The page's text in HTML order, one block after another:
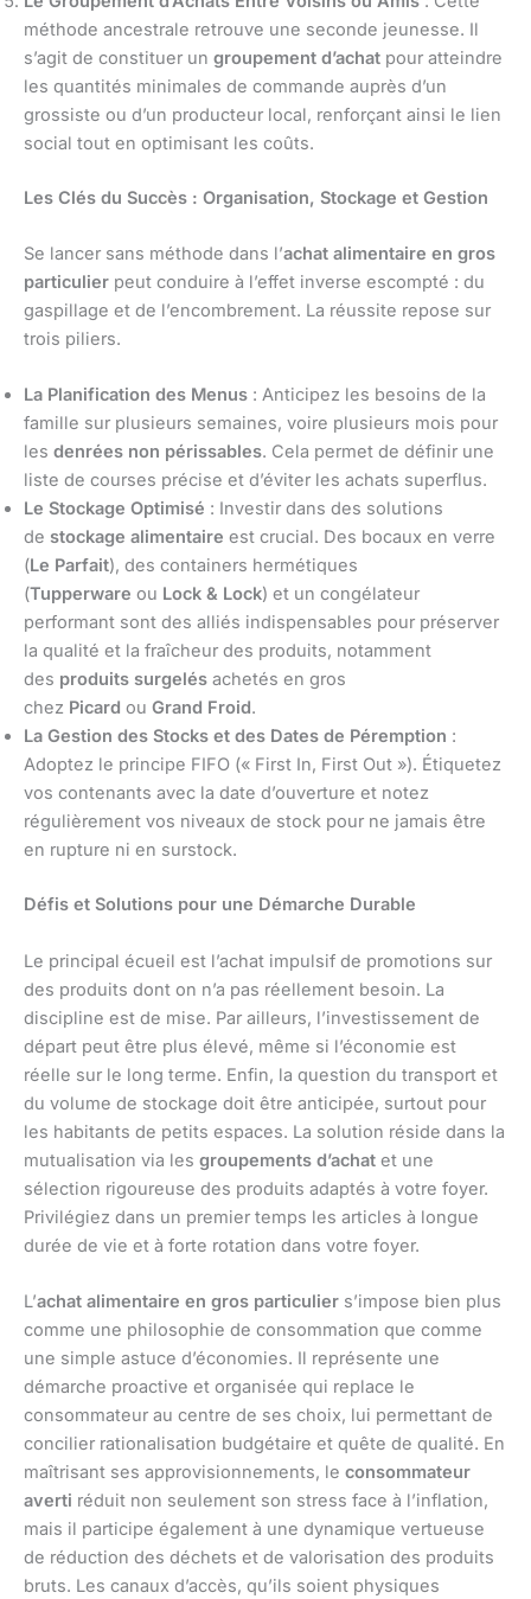
méthode ancestrale retrouve une seconde jeunesse. Il
s’agit de constituer un groupement d’achat pour atteindre
les quantités minimales de commande auprès d’un
grossiste ou d’un producteur local, renforçant ainsi le lien
social tout en optimisant les coûts.
Les Clés du Succès : Organisation, Stockage et Gestion
Se lancer sans méthode dans l’achat alimentaire en gros
particulier peut conduire à l’effet inverse escompté : du
gaspillage et de l’encombrement. La réussite repose sur
trois piliers.
La Planification des Menus : Anticipez les besoins de la
famille sur plusieurs semaines, voire plusieurs mois pour
les denrées non périssables. Cela permet de définir une
liste de courses précise et d’éviter les achats superflus.
Le Stockage Optimisé : Investir dans des solutions
de stockage alimentaire est crucial. Des bocaux en verre
(Le Parfait), des containers hermétiques
(Tupperware ou Lock & Lock) et un congélateur
performant sont des alliés indispensables pour préserver
la qualité et la fraîcheur des produits, notamment
des produits surgelés achetés en gros
chez Picard ou Grand Froid.
La Gestion des Stocks et des Dates de Péremption :
Adoptez le principe FIFO (« First In, First Out »). Étiquetez
vos contenants avec la date d’ouverture et notez
régulièrement vos niveaux de stock pour ne jamais être
en rupture ni en surstock.
Défis et Solutions pour une Démarche Durable
Le principal écueil est l’achat impulsif de promotions sur
des produits dont on n’a pas réellement besoin. La
discipline est de mise. Par ailleurs, l’investissement de
départ peut être plus élevé, même si l’économie est
réelle sur le long terme. Enfin, la question du transport et
du volume de stockage doit être anticipée, surtout pour
les habitants de petits espaces. La solution réside dans la
mutualisation via les groupements d’achat et une
sélection rigoureuse des produits adaptés à votre foyer.
Privilégiez dans un premier temps les articles à longue
durée de vie et à forte rotation dans votre foyer.
L’achat alimentaire en gros particulier s’impose bien plus
comme une philosophie de consommation que comme
une simple astuce d’économies. Il représente une
démarche proactive et organisée qui replace le
consommateur au centre de ses choix, lui permettant de
concilier rationalisation budgétaire et quête de qualité. En
maîtrisant ses approvisionnements, le consommateur
averti réduit non seulement son stress face à l’inflation,
mais il participe également à une dynamique vertueuse
de réduction des déchets et de valorisation des produits
bruts. Les canaux d’accès, qu’ils soient physiques